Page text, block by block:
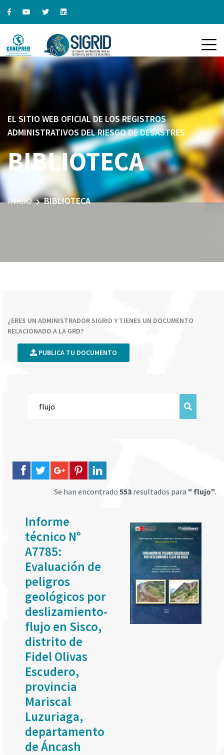
EL SITIO WEB OFICIAL DE LOS REGISTROS
ADMINISTRATIVOS DEL RIESGO DE DESASTRES
BIBLIOTECA
INICIO BIBLIOTECA
¿ERES UN ADMINISTRADOR SIGRID Y TIENES UN DOCUMENTO
RELACIONADO A LA GRD?
PUBLICA TU DOCUMENTO
Se han encontrado 553 resultados para " flujo".
Informe
técnico N°
A7785:
Evaluación de
peligros
geológicos por
deslizamiento-
flujo en Sisco,
distrito de
Fidel Olivas
Escudero,
provincia
Mariscal
Luzuriaga,
departamento
de Áncash